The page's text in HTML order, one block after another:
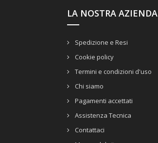
LA NOSTRA AZIENDA
Spedizione e Resi
Cookie policy
Termini e condizioni d'uso
Chi siamo
Pagamenti accettati
Assistenza Tecnica
Contattaci